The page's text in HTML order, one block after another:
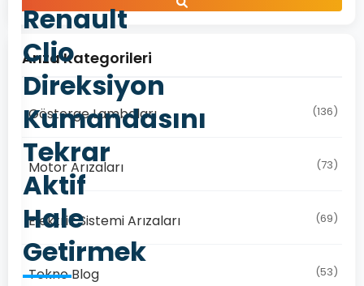
Renault
Clio
Direksiyon
Kumandasını
Tekrar
Aktif
Hale
Getirmek
Arıza Kategorileri
Gösterge Lambaları (136)
Motor Arızaları (73)
Elektrik Sistemi Arızaları (69)
Tekno Blog (53)